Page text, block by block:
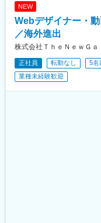
NEW
Webデザイナー・
／海外進出
株式会社ＴｈｅＮｅｗＧａ
正社員 転勤なし 5名
業種未経験歓迎